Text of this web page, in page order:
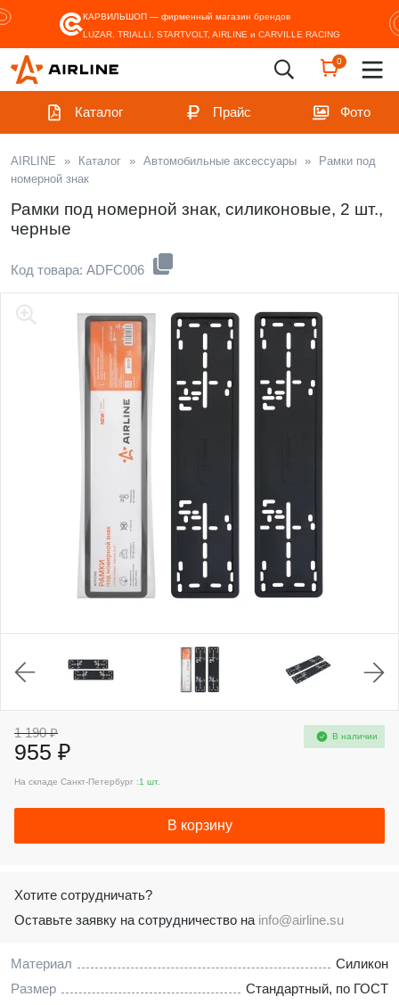
КАРВИЛЬШОП — фирменный магазин брендов
LUZAR, TRIALLI, STARTVOLT, AIRLINE и CARVILLE RACING
0
Каталог Прайс Фото
AIRLINE » Каталог » Автомобильные аксессуары »
Рамки под
номерной знак
Рамки под номерной знак, силиконовые, 2 шт.,
черные
Код товара: ADFC006
Материал
Силикон
Размер
Стандартный, по ГОСТ
1 190 ₽
955 ₽
В наличии
На складе Санкт-Петербург :1 шт.
В корзину
Хотите сотрудничать?
Оставьте заявку на сотрудничество на info@airline.su